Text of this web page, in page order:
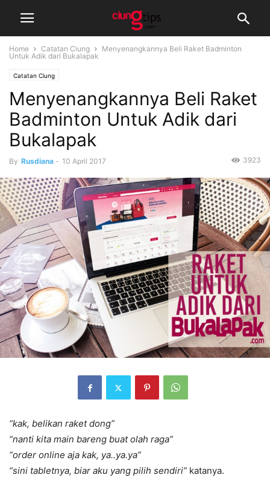
Home Catatan Ciung
Menyenangkannya Beli Raket Badminton
Untuk Adik dari Bukalapak
Catatan Ciung
Menyenangkannya Beli Raket
Badminton Untuk Adik dari
Bukalapak
By Rusdiana - 10 April 2017 3923
“kak, belikan raket dong”
“nanti kita main bareng buat olah raga”
“order online aja kak, ya..ya.ya”
“sini tabletnya, biar aku yang pilih sendiri” katanya.